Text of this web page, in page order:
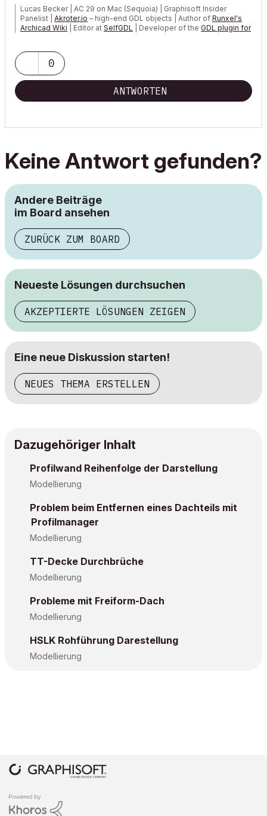
Lucas Becker | AC 29 on Mac (Sequoia) | Graphisoft Insider
Panelist | Akroter.io – high-end GDL objects | Author of Runxel's
Archicad Wiki | Editor at SelfGDL | Developer of the GDL plugin for
My List of AC shortcomings & bugs
Mention AI Again
POSIWID – The Purpose Of a System Is What It Does ///
«Furthermore, I consider that Carth...yearly releases
destroyed»
0
ANTWORTEN
Keine Antwort gefunden?
Andere Beiträge
im Board ansehen
ZURÜCK ZUM BOARD
Neueste Lösungen durchsuchen
AKZEPTIERTE LÖSUNGEN ZEIGEN
Eine neue Diskussion starten!
NEUES THEMA ERSTELLEN
Dazugehöriger Inhalt
Profilwand Reihenfolge der Darstellung
Modellierung
Problem beim Entfernen eines Dachteils mit
Profilmanager
Modellierung
TT-Decke Durchbrüche
Modellierung
Probleme mit Freiform-Dach
Modellierung
HSLK Rohführung Darestellung
Modellierung